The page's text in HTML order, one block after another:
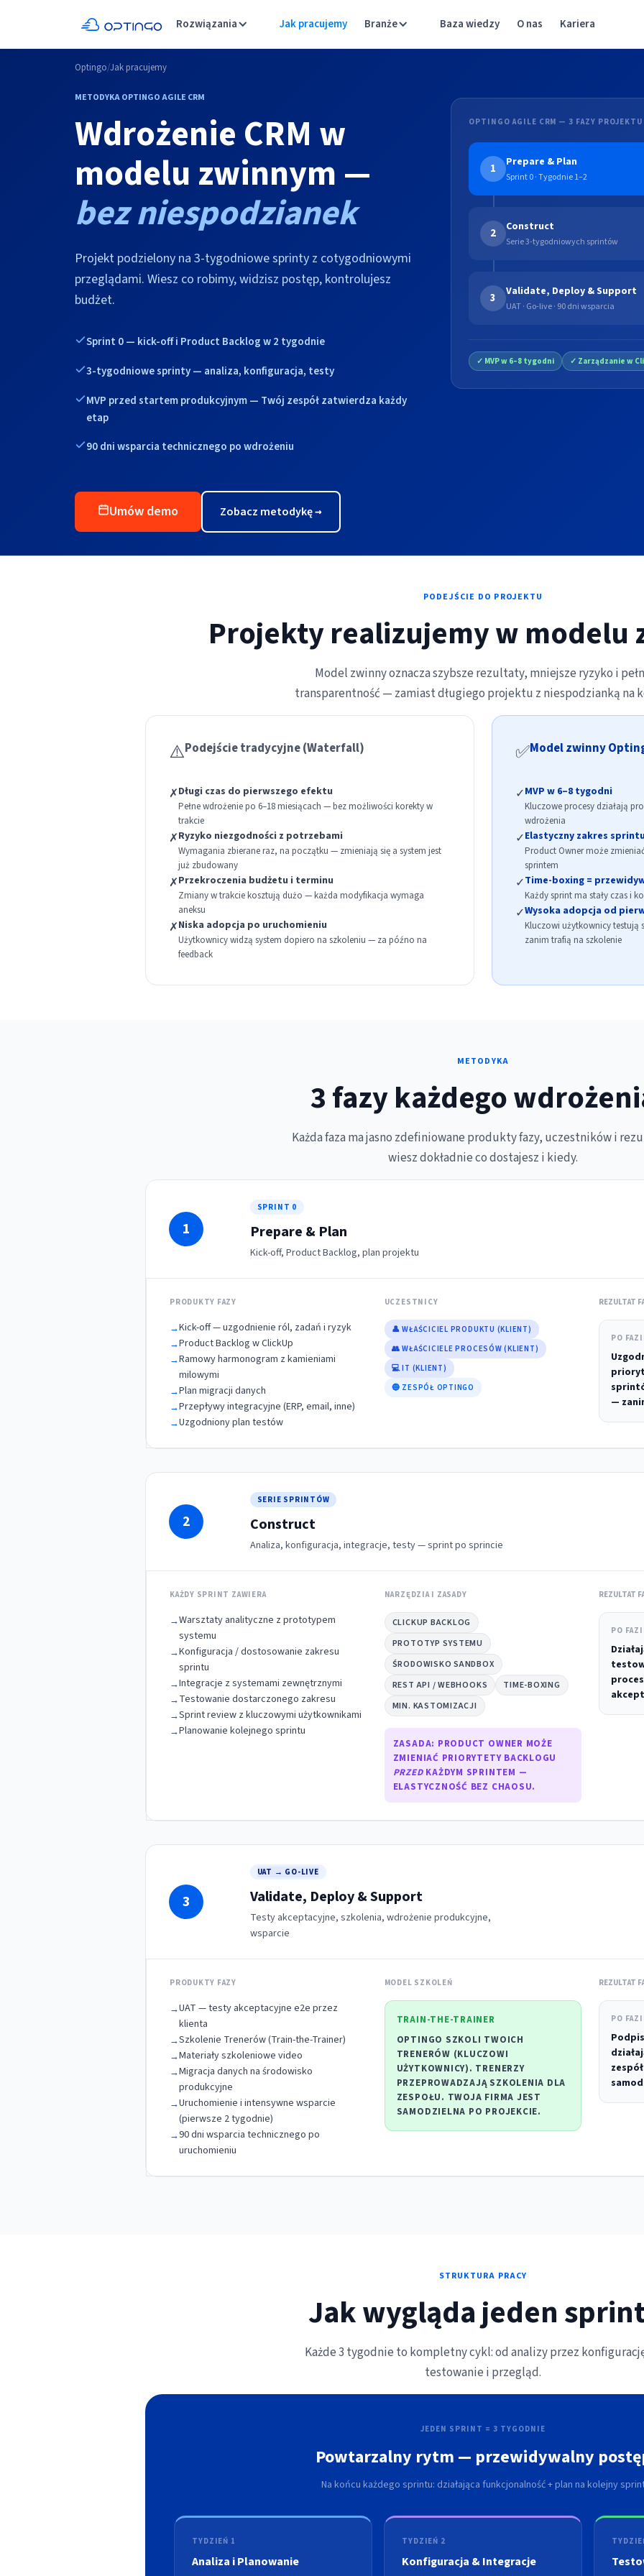
Rozwiązania Jak pracujemy Branże Baza wiedzy O nas Kariera
Optingo/Jak pracujemy
METODYKA OPTINGO AGILE CRM
Wdrożenie CRM w
modelu zwinnym —
bez niespodzianek
Projekt podzielony na 3-tygodniowe sprinty z cotygodniowymi
przeglądami. Wiesz co robimy, widzisz postęp, kontrolujesz
budżet.
Sprint 0 — kick-off i Product Backlog w 2 tygodnie
3-tygodniowe sprinty — analiza, konfiguracja, testy
MVP przed startem produkcyjnym — Twój zespół zatwierdza każdy
etap
90 dni wsparcia technicznego po wdrożeniu
Umów demo Zobacz metodykę→
OPTINGO AGILE CRM — 3 FAZY PROJEKTU
1 Prepare & Plan
Sprint 0 · Tygodnie 1–2
2 Construct
Serie 3-tygodniowych sprintów
3 Validate, Deploy & Support
UAT · Go-live · 90 dni wsparcia
✓ MVP w 6–8 tygodni ✓ Zarządzanie w
PODEJŚCIE DO PROJEKTU
Projekty realizujemy w modelu
Model zwinny oznacza szybsze rezultaty, mniejsze ryzyko i
transparentność — zamiast długiego projektu z niespodzianką na
⚠️Podejście tradycyjne (Waterfall)
✗Długi czas do pierwszego efektu
Pełne wdrożenie po 6–18 miesiącach — bez możliwości korekty w
trakcie
✗Ryzyko niezgodności z potrzebami
Wymagania zbierane raz, na początku — zmieniają się a system jest
już zbudowany
✗Przekroczenia budżetu i terminu
Zmiany w trakcie kosztują dużo — każda modyfikacja wymaga
aneksu
✗Niska adopcja po uruchomieniu
Użytkownicy widzą system dopiero na szkoleniu — za późno na
feedback
✅Model zwinny
✓MVP w 6–8 tygodni
Kluczowe procesy działają
wdrożenia
✓Elastyczny zakres sprintu
Product Owner może
sprintem
✓Time-boxing =
Każdy sprint ma stały czas i
✓Wysoka adopcja od
Kluczowi użytkownicy testują
zanim trafią na szkolenie
METODYKA
3 fazy każdego
Każda faza ma jasno zdefiniowane produkty fazy, uczestników i
wiesz dokładnie co dostajesz i kiedy.
1
SPRINT 0
Prepare & Plan
Kick-off, Product Backlog, plan projektu
PRODUKTY FAZY
→Kick-off — uzgodnienie ról, zadań i ryzyk
→Product Backlog w ClickUp
→Ramowy harmonogram z kamieniami
milowymi
→Plan migracji danych
→Przepływy integracyjne (ERP, email, inne)
→Uzgodniony plan testów
UCZESTNICY
👤 WŁAŚCICIEL PRODUKTU (KLIENT)
👥 WŁAŚCICIELE PROCESÓW (KLIENT)
💻 IT (KLIENT)
🔵 ZESPÓŁ OPTINGO
REZULTAT
PO
—
2
SERIE SPRINTÓW
Construct
Analiza, konfiguracja, integracje, testy — sprint po sprincie
KAŻDY SPRINT ZAWIERA
→Warsztaty analityczne z prototypem
systemu
→Konfiguracja / dostosowanie zakresu
sprintu
→Integracje z systemami zewnętrznymi
→Testowanie dostarczonego zakresu
→Sprint review z kluczowymi użytkownikami
→Planowanie kolejnego sprintu
NARZĘDZIA I ZASADY
CLICKUP BACKLOG
PROTOTYP SYSTEMU
ŚRODOWISKO SANDBOX
REST API / WEBHOOKS
TIME-BOXING
MIN. KASTOMIZACJI
ZASADA: PRODUCT OWNER MOŻE
ZMIENIAĆ PRIORYTETY BACKLOGU
PRZEDKAŻDYM SPRINTEM —
ELASTYCZNOŚĆ BEZ CHAOSU.
REZULTAT
PO
3
UAT → GO-LIVE
Validate, Deploy & Support
Testy akceptacyjne, szkolenia, wdrożenie produkcyjne,
wsparcie
PRODUKTY FAZY
→UAT — testy akceptacyjne e2e przez
klienta
→Szkolenie Trenerów (Train-the-Trainer)
→Materiały szkoleniowe video
→Migracja danych na środowisko
produkcyjne
→Uruchomienie i intensywne wsparcie
(pierwsze 2 tygodnie)
→90 dni wsparcia technicznego po
uruchomieniu
MODEL SZKOLEŃ
TRAIN-THE-TRAINER
OPTINGO SZKOLI TWOICH
TRENERÓW (KLUCZOWI
UŻYTKOWNICY). TRENERZY
PRZEPROWADZAJĄ SZKOLENIA DLA
ZESPOŁU. TWOJA FIRMA JEST
SAMODZIELNA PO PROJEKCIE.
REZULTAT
PO
STRUKTURA PRACY
Jak wygląda jeden
Każde 3 tygodnie to kompletny cykl: od analizy przez
testowanie i przegląd.
JEDEN SPRINT = 3 TYGODNIE
Powtarzalny rytm — przewidywalny
Na końcu każdego sprintu: działająca funkcjonalność + plan na kolejny
TYDZIEŃ 1
Analiza i Planowanie
TYDZIEŃ 2
Konfiguracja & Integracje